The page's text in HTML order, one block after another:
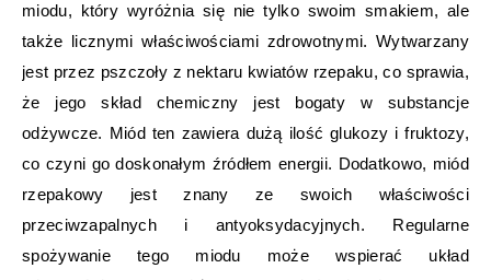
miodu, który wyróżnia się nie tylko swoim smakiem, ale
także licznymi właściwościami zdrowotnymi. Wytwarzany
jest przez pszczoły z nektaru kwiatów rzepaku, co sprawia,
że jego skład chemiczny jest bogaty w substancje
odżywcze. Miód ten zawiera dużą ilość glukozy i fruktozy,
co czyni go doskonałym źródłem energii. Dodatkowo, miód
rzepakowy jest znany ze swoich właściwości
przeciwzapalnych i antyoksydacyjnych. Regularne
spożywanie tego miodu może wspierać układ